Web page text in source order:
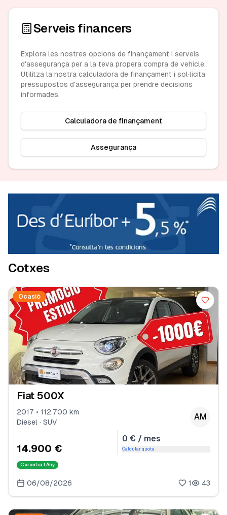
Serveis financers
Explora les nostres opcions de finançament i serveis
d'assegurança per a la teva propera compra de vehicle.
Utilitza la nostra calculadora de finançament i sol·licita
pressupostos d'assegurança per prendre decisions
informades.
Calculadora de finançament
Assegurança
Cotxes
Ocasió
Fiat 500X
2017 • 112.700 km
Dièsel · SUV
AM
14.900 €
0 € / mes
Calcular quota
Garantia 1 Any
06/08/2026 1 43